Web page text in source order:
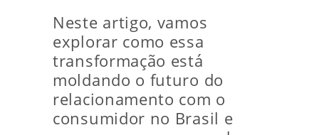
Neste artigo, vamos
explorar como essa
transformação está
moldando o futuro do
relacionamento com o
consumidor no Brasil e